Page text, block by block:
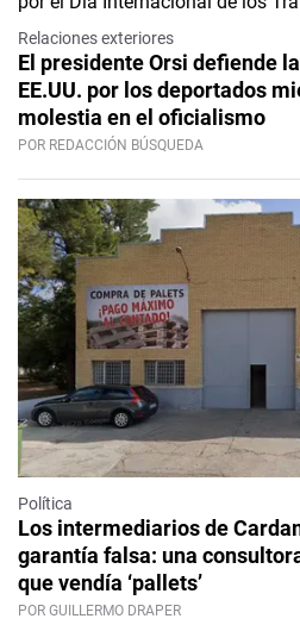
Relaciones exteriores
El presidente Orsi defiende
EE.UU. por los deportados
molestia en el oficialismo
POR REDACCIÓN BÚSQUEDA
Política
Los intermediarios de
garantía falsa: una consultora
que vendía ‘pallets’
POR GUILLERMO DRAPER